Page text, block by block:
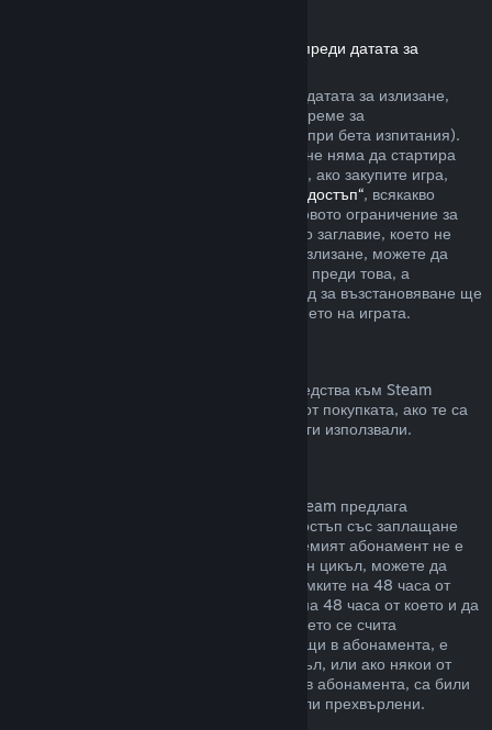
Възстановявания за заглавия, закупени преди датата за
Когато закупите заглавие в Steam преди датата за излизане,
двучасовото ограничение на игралното време за
възстановяване ще е приложимо (освен при бета изпитания).
Но 14-дневният период за възстановяване няма да стартира
преди датата за излизане. Ето например, ако закупите игра,
„Разширен достъп“, всякакво
игрално време ще се отчита към двучасовото ограничение за
възстановяване. Ако предплатите дадено заглавие, което не
може да бъде пускано преди датата за излизане, можете да
изискате възстановяване по всяко време преди това, а
стандартният 14-дневен/двучасов период за възстановяване ще
се прилага, считано от датата за излизането на играта.
Може да изискате възстановяване на средства към Steam
портфейл в четиринадесет дневен срок от покупката, ако те са
били закупени в Steam и все още не сте ги използвали.
За някои видове съдържание и услуги Steam предлага
периодичен (напр. месечен, годишен) достъп със заплащане
чрез повтарящо таксуване. Ако подновяемият абонамент не е
използван по време на текущия платежен цикъл, можете да
поискате възстановяване на цената в рамките на 48 часа от
първоначалната покупка или в рамките на 48 часа от което и да
е автоматично подновяване. Съдържанието се счита
използвано, ако някоя от игрите, попадащи в абонамента, е
била играна през текущия платежен цикъл, или ако някои от
привилегиите или отстъпките, включени в абонамента, са били
използвани, изразходвани, променени или прехвърлени.